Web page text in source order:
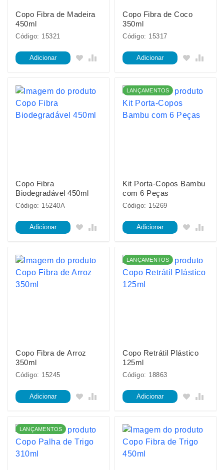
Copo Fibra de Madeira
450ml
Código: 15321
Adicionar
Copo Fibra de Coco
350ml
Código: 15317
Adicionar
Copo Fibra
Biodegradável 450ml
Código: 15240A
Adicionar
LANÇAMENTOS
Kit Porta-Copos Bambu
com 6 Peças
Código: 15269
Adicionar
Copo Fibra de Arroz
350ml
Código: 15245
Adicionar
LANÇAMENTOS
Copo Retrátil Plástico
125ml
Código: 18863
Adicionar
LANÇAMENTOS